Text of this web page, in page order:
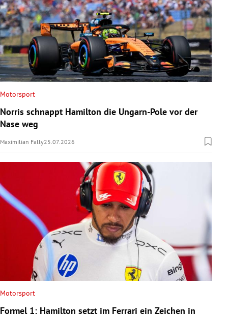
Motorsport
Norris schnappt Hamilton die Ungarn-Pole vor der
Nase weg
Maximilian Fally25.07.2026
Motorsport
Formel 1: Hamilton setzt im Ferrari ein Zeichen in